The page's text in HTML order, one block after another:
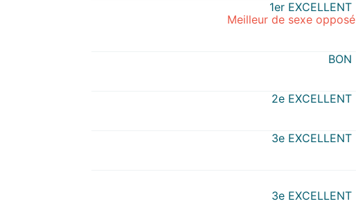
1er EXCELLENT
Meilleur de sexe opposé
BON
2e EXCELLENT
3e EXCELLENT
3e EXCELLENT